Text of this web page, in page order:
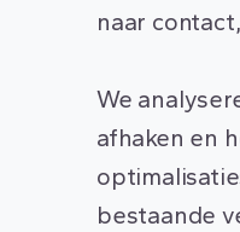
naar
We
afhaken en
bestaande